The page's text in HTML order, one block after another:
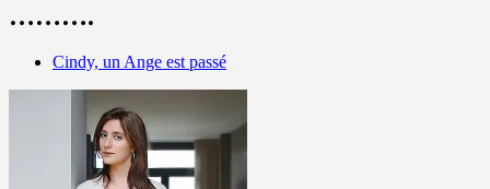
……….
Cindy, un Ange est passé